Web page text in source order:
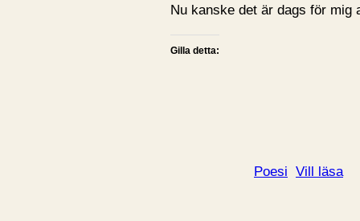
Nu kanske det är dags för mig
Gilla detta:
Poesi Vill läsa